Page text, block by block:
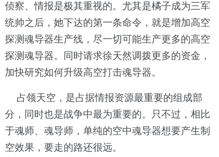
侦察、情报是极其重视的。尤其是橘子成为三军
统帅之后，她下达的第一条命令，就是增加高空
探测魂导器生产线，尽一切可能生产更多的高空
探测魂导器。同时请求徐天然调拨更多的资金，
加快研究如何升级高空打击魂导器。
占领天空，是占据情报资源最重要的组成部
分，同时也是战争中最为重要的。只不过，相比
于魂师、魂导师，单纯的空中魂导器想要产生制
空效果，要走的路还很远。